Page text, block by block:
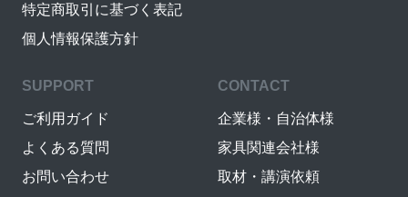
特定商取引に基づく表記
個人情報保護方針
SUPPORT
ご利用ガイド
よくある質問
お問い合わせ
CONTACT
企業様・自治体様
家具関連会社様
取材・講演依頼